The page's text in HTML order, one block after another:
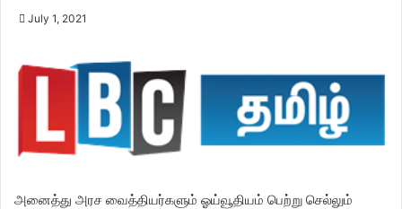
July 1, 2021
அனைத்து அரச வைத்தியர்களும் ஓய்வூதியம் பெற்று செல்லும்